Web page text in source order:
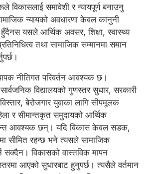
विकासलाई समावेशी र न्यायपूर्ण बनाउनु
न्यायको अवधारणा केवल कानुनी
हुँदैनस यसले आर्थिक अवसर, शिक्षा, स्वास्थ्य
तथा सामाजिक सम्मानमा समान
नीतिगत परिवर्तन आवश्यक छ।
विद्यालयको गुणस्तर सुधार, सरकारी
बेरोजगार युवाका लागि सीपमूलक
र सीमान्तकृत समुदायको आर्थिक
आवश्यक छन्। यदि विकास केवल सडक,
सीमित रहन्छ भने त्यसले सामाजिक
सक्दैन। विकासको वास्तविक मापन
आएको सुधारबाट हुनुपर्छ। त्यसैले वर्तमान